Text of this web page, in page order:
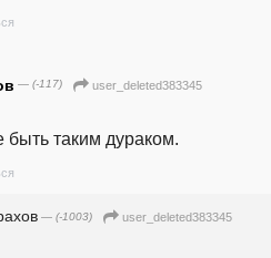
— (-117)
user_deleted383345
быть таким дураком.
— (-1003)
user_deleted383345